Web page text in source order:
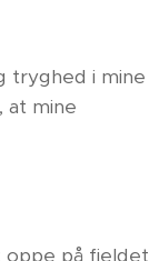
tryghed i mine
at mine
oppe på fjeldet